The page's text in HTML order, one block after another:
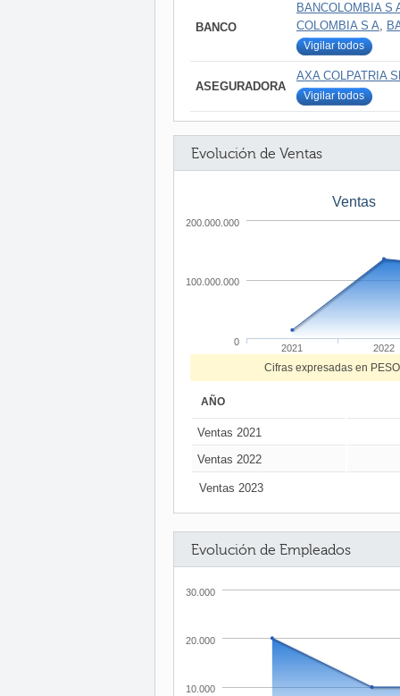
BANCO
BANCOLOMBIA S
COLOMBIA S A,
Vigilar todos
ASEGURADORA
AXA COLPATRIA
Vigilar todos
Evolución de Ventas
Ventas
2021 2022
0
100.000.000
200.000.000
Cifras expresadas en
AÑO
Ventas 2021
Ventas 2022
Ventas 2023
Evolución de Empleados
10.000
20.000
30.000